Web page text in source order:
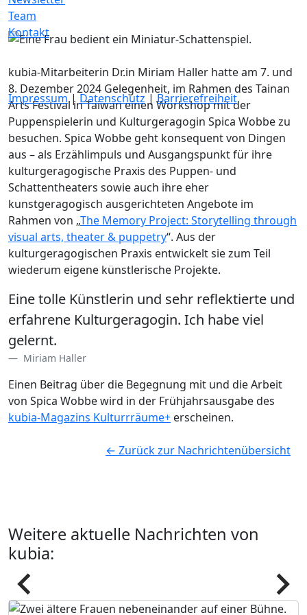
Team
Kontakt
Impressum| Datenschutz |Barrierefreiheit
kubia-Mitarbeiterin Dr.in Miriam Haller hatte am 7. und
8. Dezember 2024 Gelegenheit, im Rahmen des Tainan
Arts Festival in Taiwan einen Workshop mit der
Puppenspielerin und Kulturgeragogin Spica Wobbe zu
besuchen. Spica Wobbe geht konsequent von Dingen
aus – als Erzählimpuls und Ausgangspunkt für ihre
kulturgeragogische Praxis des Puppen- und
Schattentheaters sowie auch ihre eher
kunstgeragogisch ausgerichteten Angebote im
Rahmen von „The Memory Project: Storytelling through
visual arts, theater & puppetry“. Aus der
kulturgeragogischen Praxis entwickelt sie zum Teil
wiederum eigene künstlerische Projekte.
Eine tolle Künstlerin und sehr reflektierte und
erfahrene Kulturgeragogin. Ich habe viel
gelernt.
Miriam Haller
Einen Beitrag über die Begegnung mit und die Arbeit
von Spica Wobbe wird in der Frühjahrsausgabe des
kubia-Magazins Kulturrräume+ erscheinen.
← Zurück zur Nachrichtenübersicht
Weitere aktuelle Nachrichten von
kubia:
Pfeil Pfeil